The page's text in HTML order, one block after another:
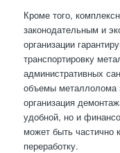
Кроме того,
законодательным и
организации
транспортировку
административных
объемы металлолома
организация
удобной, но и
может быть частично
переработку.